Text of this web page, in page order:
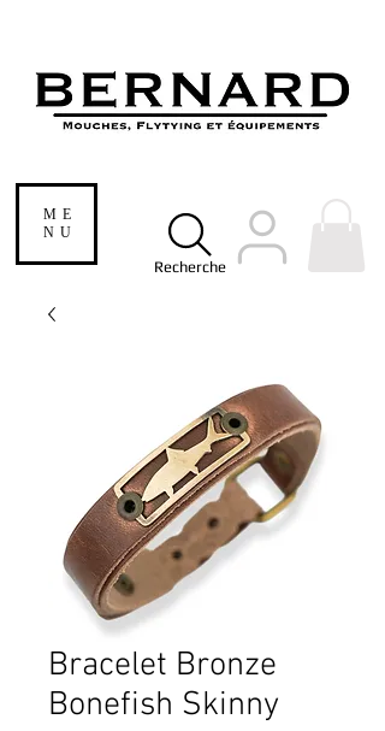
ME
NU
Recherche
Bracelet Bronze
Bonefish Skinny